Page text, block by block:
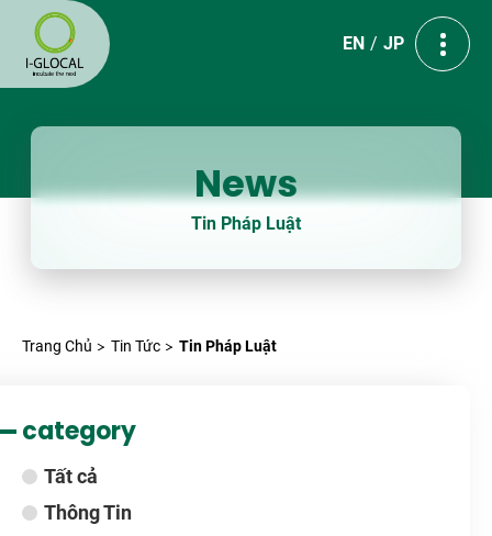
EN JP
News
Tin Pháp Luật
Trang Chủ Tin Tức Tin Pháp Luật
category
Tất cả
Thông Tin